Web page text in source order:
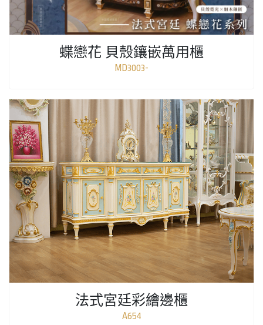
蝶戀花 貝殼鑲嵌萬用櫃
MD3003-
法式宮廷彩繪邊櫃
A654